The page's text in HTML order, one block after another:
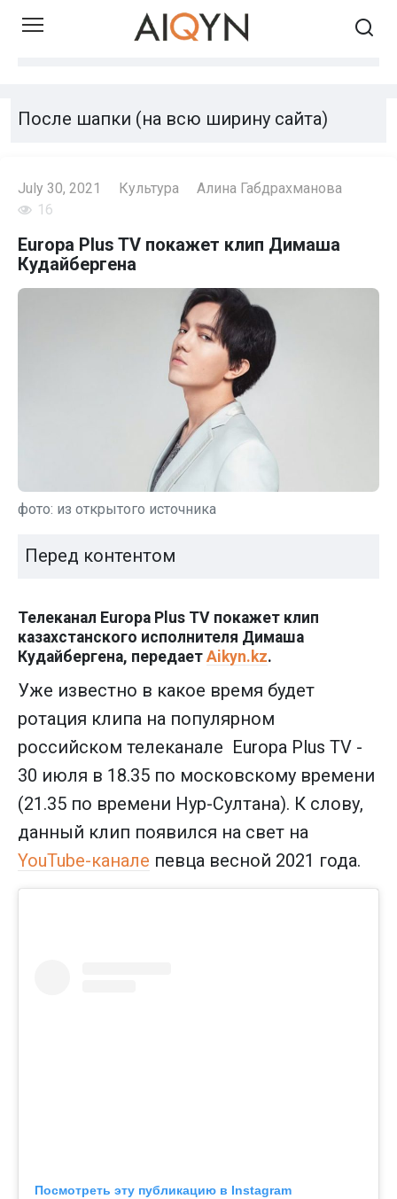
Skip
После шапки (на всю ширину сайта)
July 30, 2021 Культура
Алина Габдрахманова
16
Europa Plus TV покажет клип Димаша
Кудайбергена
фото: из открытого источника
Перед контентом
Телеканал Europa Plus TV покажет клип
казахстанского исполнителя Димаша
Кудайбергена, передает Aikyn.kz.
Уже известно в какое время будет
ротация клипа на популярном
российском телеканале Europa Plus TV -
30 июля в 18.35 по московскому времени
(21.35 по времени Нур-Султана). К слову,
данный клип появился на свет на
YouTube-канале певца весной 2021 года.
Посмотреть эту публикацию в Instagram